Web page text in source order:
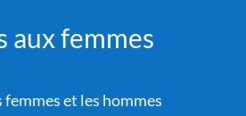
aux femmes
et les hommes